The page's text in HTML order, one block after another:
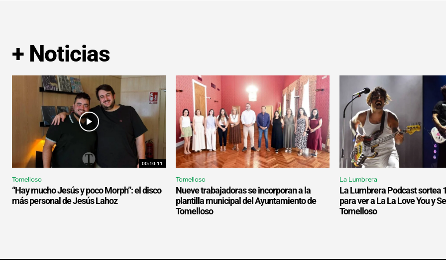
+ Noticias
00:10:11
Tomelloso
“Hay mucho Jesús y poco Morph”: el disco
más personal de Jesús Lahoz
Tomelloso
Nueve trabajadoras se incorporan a la
plantilla municipal del Ayuntamiento de
Tomelloso
La Lumbrera
La Lumbrera Podcast sortea
para ver a La La Love You y
Tomelloso